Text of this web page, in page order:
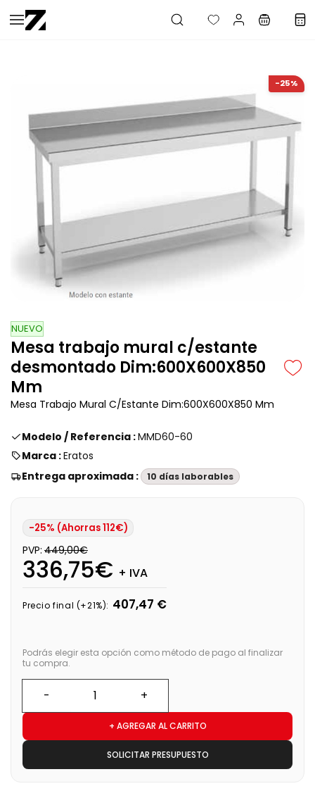
Saltar al
contenido
-25%
NUEVO
Mesa trabajo mural c/estante
desmontado Dim:600X600X850
Mm
Mesa Trabajo Mural C/Estante Dim:600X600X850 Mm
Modelo / Referencia :MMD60-60
Marca :Eratos
Entrega aproximada :
10 días laborables
-25% (Ahorras 112€)
PVP: 449,00€
336,75€ + IVA
Precio final (+21%): 407,47 €
Podrás elegir esta opción como método de pago al finalizar
tu compra.
+ AGREGAR AL CARRITO
SOLICITAR PRESUPUESTO